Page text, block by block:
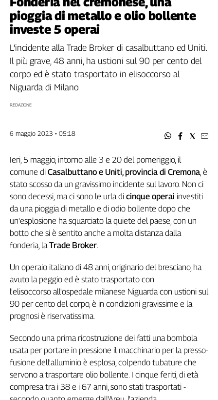
Filcams
Filctem
Fillea
Filt
Fiom
Fp
Slc
Inca
Caaf
Speciali
G8
di
Genova,
sangue
ragione
120
anni
Cgil
Collettiva
Collettiva
Play
Rubriche
Collettiva
pioggia di metallo e olio bollente
investe 5 operai
L'incidente alla Trade Broker di casalbuttano ed Uniti.
Il più grave, 48 anni, ha ustioni sul 90 per cento del
corpo ed è stato trasportato in elisoccorso al
Niguarda di Milano
REDAZIONE
6 maggio 2023 • 05:18
Ieri, 5 maggio, intorno alle 3 e 20 del pomeriggio, il
comune di Casalbuttano e Uniti, provincia di Cremona, è
stato scosso da un gravissimo incidente sul lavoro. Non ci
sono decessi, ma ci sono le urla di cinque operai investiti
da una pioggia di metallo e di odio bollente dopo che
un'esplosione ha squarciato la quiete del paese, con un
botto che si è sentito anche a molta distanza dalla
fonderia, laTrade Broker.
Un operaio italiano di 48 anni, originario del bresciano, ha
avuto la peggio ed è stato trasportato con
l'elisoccorso all'ospedale milanese Niguarda con ustioni sul
90 per cento del corpo, è in condizioni gravissime e la
prognosi è riservatissima.
Secondo una prima ricostruzione dei fatti una bombola
usata per portare in pressione il macchinario per la presso-
fusione dell'alluminio è esplosa, colpendo tubature che
servono a trasportare olio bollente. I cinque feriti, di età
compresa tra i 38 e i 67 anni, sono stati trasportati -